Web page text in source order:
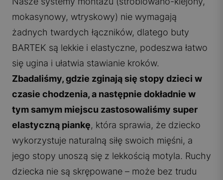
mokasynowy, wtryskowy) nie wymagają
żadnych twardych łączników, dlatego buty
BARTEK są lekkie i elastyczne, podeszwa łatwo
się ugina i ułatwia stawianie kroków.
Zbadaliśmy, gdzie zginają się stopy dzieci w
czasie chodzenia, a następnie dokładnie w
tym samym miejscu zastosowaliśmy super
elastyczną piankę, która sprawia, że dziecko
wykorzystuje naturalną siłę swoich mięśni, a
jego stopy unoszą się z lekkością motyla. Ruchy
dziecka nie są skrępowane – może bez trudu